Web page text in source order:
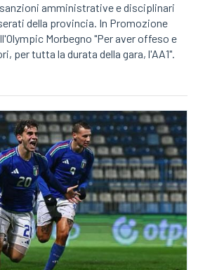
amministrative e disciplinari
della provincia. In Promozione
Morbegno "Per aver offeso e
per tutta la durata della gara, l'AA1".